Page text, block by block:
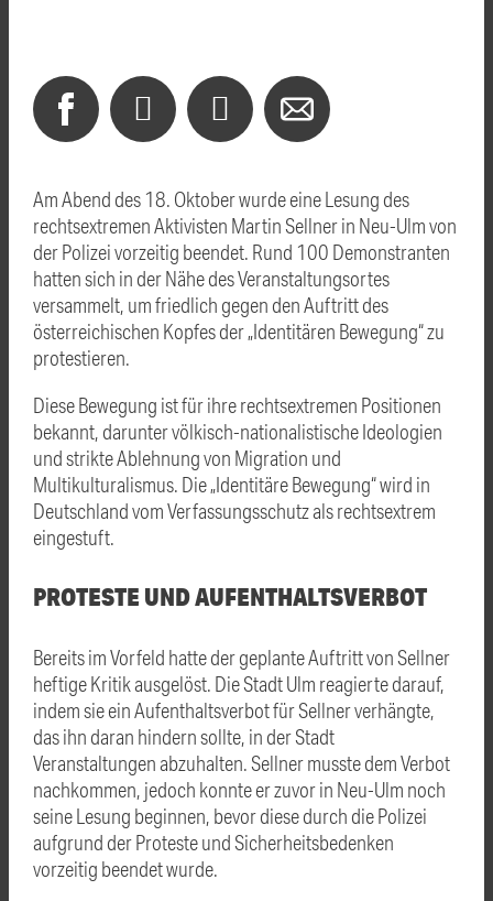
Am Abend des 18. Oktober wurde eine Lesung des
rechtsextremen Aktivisten Martin Sellner in Neu-Ulm von
der Polizei vorzeitig beendet. Rund 100 Demonstranten
hatten sich in der Nähe des Veranstaltungsortes
versammelt, um friedlich gegen den Auftritt des
österreichischen Kopfes der „Identitären Bewegung“ zu
protestieren.
Diese Bewegung ist für ihre rechtsextremen Positionen
bekannt, darunter völkisch-nationalistische Ideologien
und strikte Ablehnung von Migration und
Multikulturalismus. Die „Identitäre Bewegung“ wird in
Deutschland vom Verfassungsschutz als rechtsextrem
eingestuft.
PROTESTE UND AUFENTHALTSVERBOT
Bereits im Vorfeld hatte der geplante Auftritt von Sellner
heftige Kritik ausgelöst. Die Stadt Ulm reagierte darauf,
indem sie ein Aufenthaltsverbot für Sellner verhängte,
das ihn daran hindern sollte, in der Stadt
Veranstaltungen abzuhalten​. Sellner musste dem Verbot
nachkommen, jedoch konnte er zuvor in Neu-Ulm noch
seine Lesung beginnen, bevor diese durch die Polizei
aufgrund der Proteste und Sicherheitsbedenken
vorzeitig beendet wurde.